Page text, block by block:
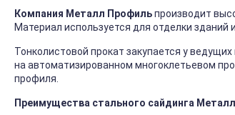
Компания Металл Профильпроизводит
Материал используется для отделки
Тонколистовой прокат закупается у
на автоматизированном многоклетьевом
профиля.
Преимущества стального сайдинга